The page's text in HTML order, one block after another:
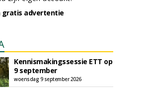
gratis advertentie
Kennismakingssessie ETT op
9 september
woensdag 9 september 2026